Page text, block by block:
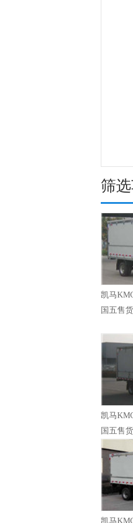
筛
凯马
国五售
凯马
国五售
凯马